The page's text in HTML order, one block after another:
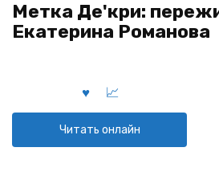
Метка Де'кри:
Екатерина Романова
Читать онлайн